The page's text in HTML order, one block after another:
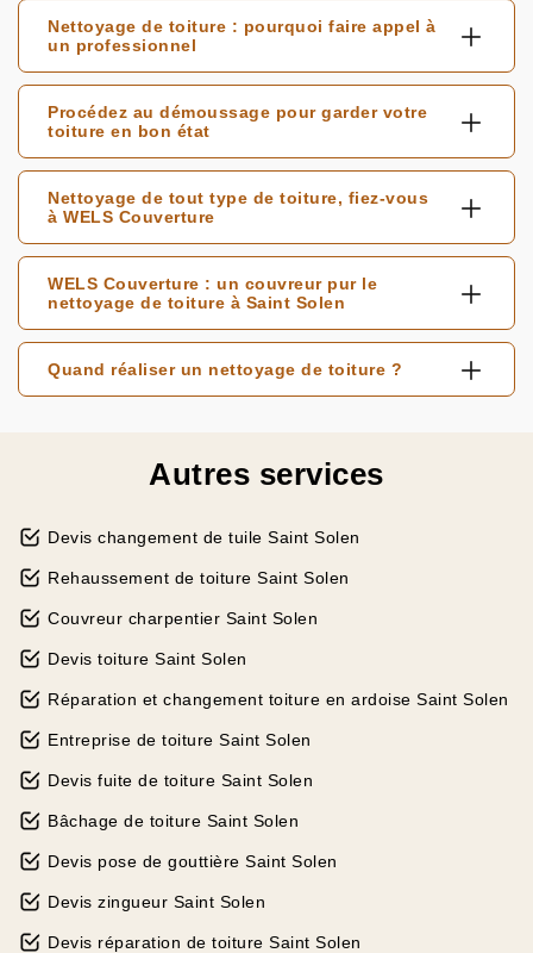
Nettoyage de toiture : pourquoi faire appel à
un professionnel
Procédez au démoussage pour garder votre
toiture en bon état
Nettoyage de tout type de toiture, fiez-vous
à WELS Couverture
WELS Couverture : un couvreur pur le
nettoyage de toiture à Saint Solen
Quand réaliser un nettoyage de toiture ?
Autres services
Devis changement de tuile Saint Solen
Rehaussement de toiture Saint Solen
Couvreur charpentier Saint Solen
Devis toiture Saint Solen
Réparation et changement toiture en ardoise Saint Solen
Entreprise de toiture Saint Solen
Devis fuite de toiture Saint Solen
Bâchage de toiture Saint Solen
Devis pose de gouttière Saint Solen
Devis zingueur Saint Solen
Devis réparation de toiture Saint Solen